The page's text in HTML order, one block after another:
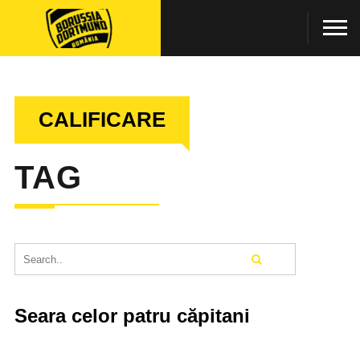
CALIFICARE
TAG
Seara celor patru căpitani